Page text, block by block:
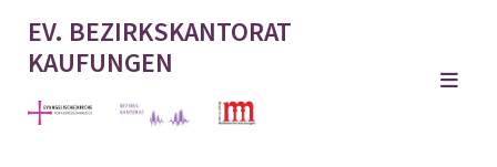
EV. BEZIRKSKANTORAT
KAUFUNGEN